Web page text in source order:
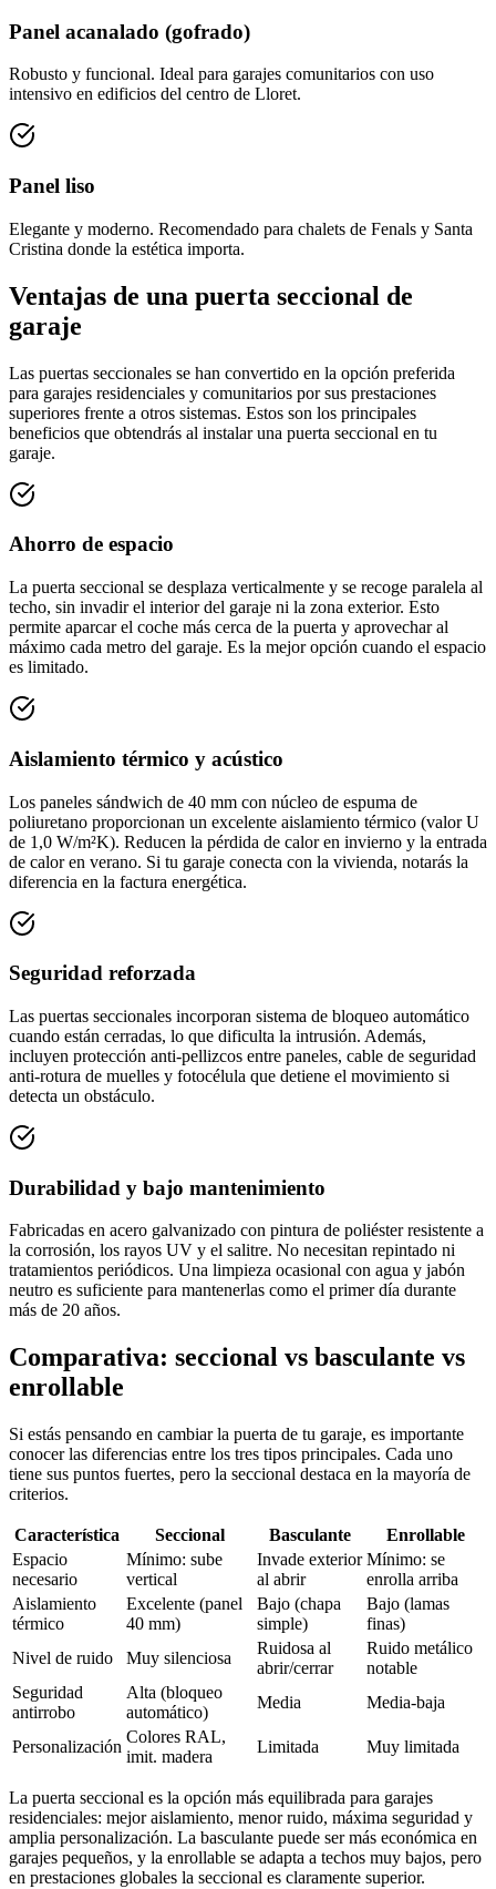
Panel acanalado (gofrado)
Robusto y funcional. Ideal para garajes comunitarios con uso
intensivo en edificios del centro de Lloret.
Panel liso
Elegante y moderno. Recomendado para chalets de Fenals y Santa
Cristina donde la estética importa.
Ventajas de una puerta seccional de
garaje
Las puertas seccionales se han convertido en la opción preferida
para garajes residenciales y comunitarios por sus prestaciones
superiores frente a otros sistemas. Estos son los principales
beneficios que obtendrás al instalar una puerta seccional en tu
garaje.
Ahorro de espacio
La puerta seccional se desplaza verticalmente y se recoge paralela al
techo, sin invadir el interior del garaje ni la zona exterior. Esto
permite aparcar el coche más cerca de la puerta y aprovechar al
máximo cada metro del garaje. Es la mejor opción cuando el espacio
es limitado.
Aislamiento térmico y acústico
Los paneles sándwich de 40 mm con núcleo de espuma de
poliuretano proporcionan un excelente aislamiento térmico (valor U
de 1,0 W/m²K). Reducen la pérdida de calor en invierno y la entrada
de calor en verano. Si tu garaje conecta con la vivienda, notarás la
diferencia en la factura energética.
Seguridad reforzada
Las puertas seccionales incorporan sistema de bloqueo automático
cuando están cerradas, lo que dificulta la intrusión. Además,
incluyen protección anti-pellizcos entre paneles, cable de seguridad
anti-rotura de muelles y fotocélula que detiene el movimiento si
detecta un obstáculo.
Durabilidad y bajo mantenimiento
Fabricadas en acero galvanizado con pintura de poliéster resistente a
la corrosión, los rayos UV y el salitre. No necesitan repintado ni
tratamientos periódicos. Una limpieza ocasional con agua y jabón
neutro es suficiente para mantenerlas como el primer día durante
más de 20 años.
Comparativa: seccional vs basculante vs
enrollable
Si estás pensando en cambiar la puerta de tu garaje, es importante
conocer las diferencias entre los tres tipos principales. Cada uno
tiene sus puntos fuertes, pero la seccional destaca en la mayoría de
criterios.
Característica Seccional Basculante
Enrollable
Espacio
necesario
Mínimo: sube
vertical
Invade exterior
al abrir
Mínimo: se
enrolla arriba
Aislamiento
térmico
Excelente (panel
40 mm)
Bajo (chapa
simple)
Bajo (lamas
finas)
Nivel de ruido
Muy silenciosa
Ruidosa al
abrir/cerrar
Ruido metálico
notable
Seguridad
antirrobo
Alta (bloqueo
automático)
Media Media-baja
Personalización
Colores RAL,
imit. madera
Limitada Muy limitada
La puerta seccional es la opción más equilibrada para garajes
residenciales: mejor aislamiento, menor ruido, máxima seguridad y
amplia personalización. La basculante puede ser más económica en
garajes pequeños, y la enrollable se adapta a techos muy bajos, pero
en prestaciones globales la seccional es claramente superior.